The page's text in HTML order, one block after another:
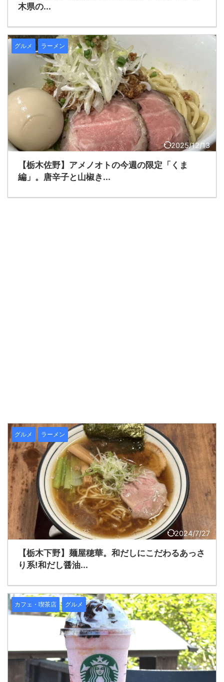
木県の...
2025/12/13
グルメ ラーメン
【栃木佐野】アメノオトの今週の限定「くま
編」。唐辛子と山椒き...
2024/7/27
グルメ ラーメン
【栃木下野】麺屋穂華。和だしにこだわるあっさ
り系!和だし醤油...
カフェ・喫茶店 グルメ